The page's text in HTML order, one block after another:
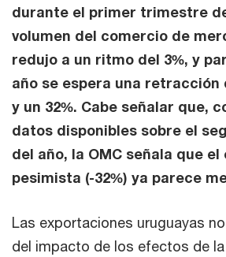
durante el primer trimestre
volumen del comercio de
redujo a un ritmo del 3%, y
año se espera una retracción
y un 32%. Cabe señalar que,
datos disponibles sobre el
del año, la OMC señala que
pesimista (-32%) ya parece
Las exportaciones uruguayas
del impacto de los efectos de